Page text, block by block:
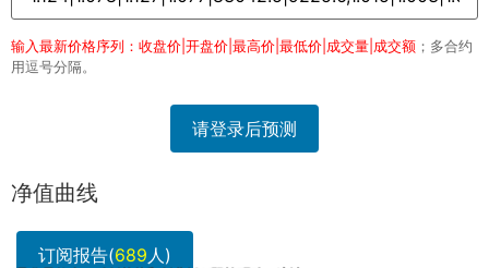
输入最新价格序列：收盘价|开盘价|最高价|最低价|成交量|成交额 ；多合约
用逗号分隔。
请登录后预测
净值曲线
订阅报告(689人)